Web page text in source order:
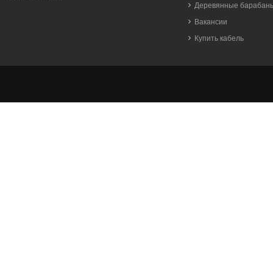
Деревянные
Вакансии
Купить кабель